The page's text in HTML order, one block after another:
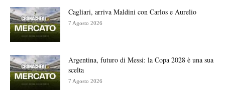
Cagliari, arriva Maldini con Carlos e Aurelio
7 Agosto 2026
Argentina, futuro di Messi: la Copa 2028 è una sua
scelta
7 Agosto 2026